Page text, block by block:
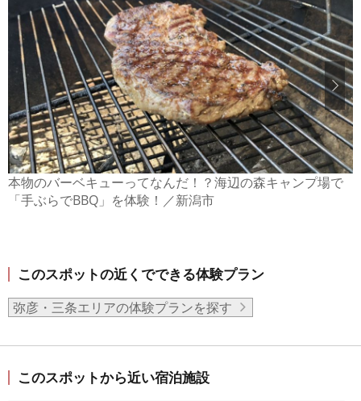
本物のバーベキューってなんだ！？海辺の森キャンプ場で
「手ぶらでBBQ」を体験！／新潟市
このスポットの近くでできる体験プラン
弥彦・三条エリアの体験プランを探す
このスポットから近い宿泊施設